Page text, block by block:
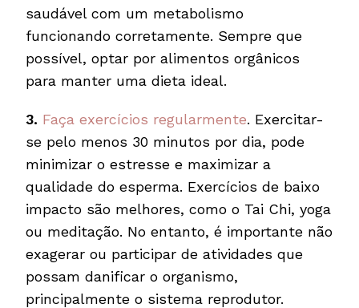
saudável com um metabolismo
funcionando corretamente. Sempre que
possível, optar por alimentos orgânicos
para manter uma dieta ideal.
3. Faça exercícios regularmente. Exercitar-
se pelo menos 30 minutos por dia, pode
minimizar o estresse e maximizar a
qualidade do esperma. Exercícios de baixo
impacto são melhores, como o Tai Chi, yoga
ou meditação. No entanto, é importante não
exagerar ou participar de atividades que
possam danificar o organismo,
principalmente o sistema reprodutor.